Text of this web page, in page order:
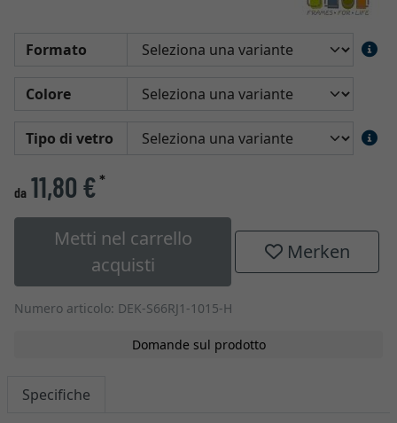
Formato
Colore
Tipo di vetro
da 11,80 €*
Metti nel carrello
acquisti
Merken
Numero articolo: DEK-S66RJ1-1015-H
Domande sul prodotto
Specifiche